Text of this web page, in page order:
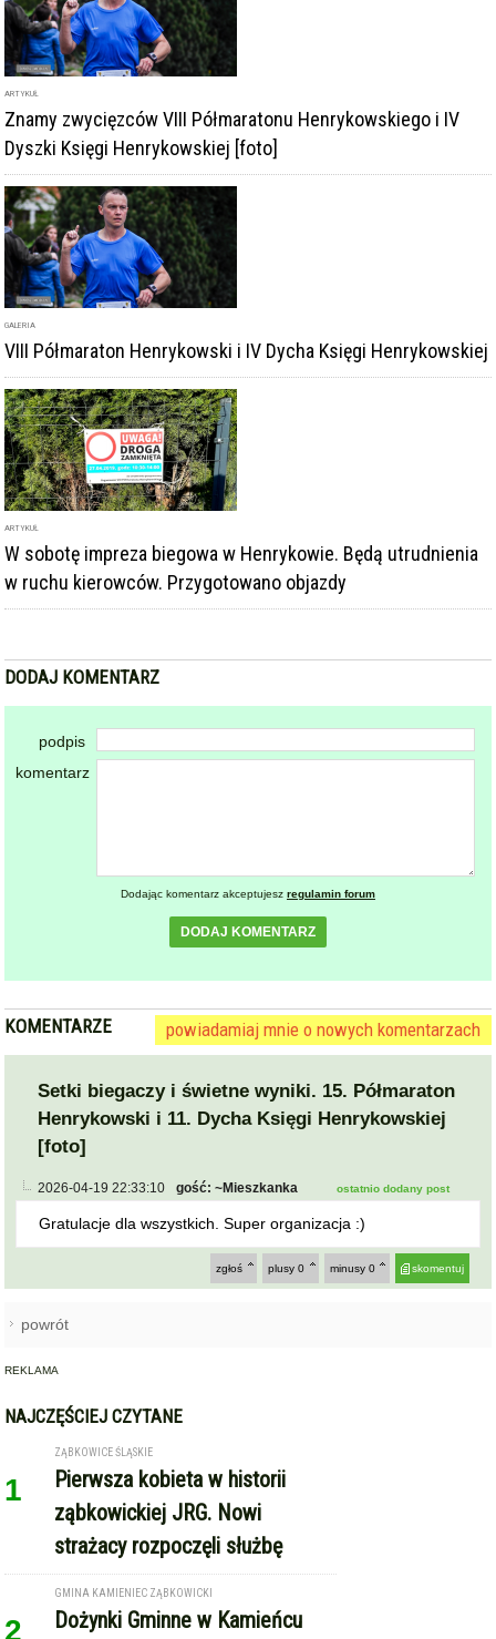
ARTYKUŁ
Znamy zwycięzców VIII Półmaratonu Henrykowskiego i IV
Dyszki Księgi Henrykowskiej [foto]
GALERIA
VIII Półmaraton Henrykowski i IV Dycha Księgi Henrykowskiej
ARTYKUŁ
W sobotę impreza biegowa w Henrykowie. Będą utrudnienia
w ruchu kierowców. Przygotowano objazdy
DODAJ KOMENTARZ
podpis
komentarz
Dodając komentarz akceptujesz regulamin forum
DODAJ KOMENTARZ
KOMENTARZE powiadamiaj mnie o nowych komentarzach
Setki biegaczy i świetne wyniki. 15. Półmaraton
Henrykowski i 11. Dycha Księgi Henrykowskiej
[foto]
2026-04-19 22:33:10 gość: ~Mieszkanka ostatnio dodany post
Gratulacje dla wszystkich. Super organizacja :)
skomentuj
minusy 0
plusy 0
zgłoś
powrót
REKLAMA
NAJCZĘŚCIEJ CZYTANE
1
ZĄBKOWICE ŚLĄSKIE
Pierwsza kobieta w historii
ząbkowickiej JRG. Nowi
strażacy rozpoczęli służbę
2
GMINA KAMIENIEC ZĄBKOWICKI
Dożynki Gminne w Kamieńcu